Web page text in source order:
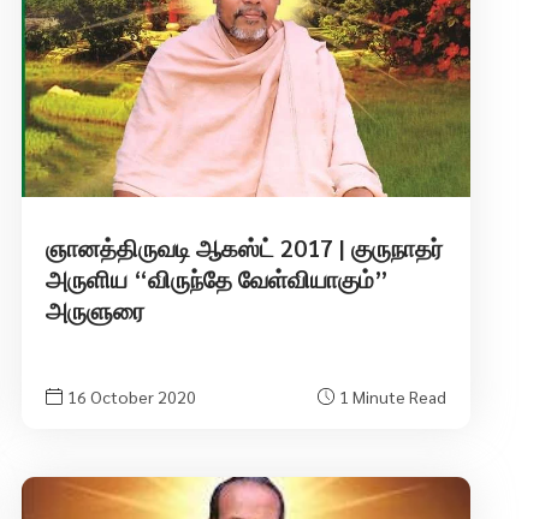
ஞானத்திருவடி ஆகஸ்ட் 2017 | குருநாதர்
அருளிய “விருந்தே வேள்வியாகும்”
அருளுரை
16 October 2020 1 Minute Read